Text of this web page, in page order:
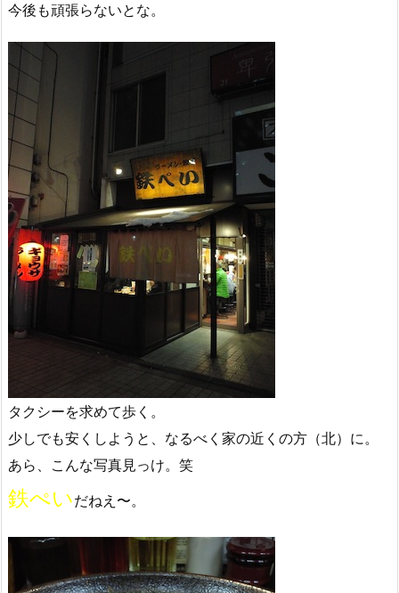
今後も頑張らないとな。
タクシーを求めて歩く。
少しでも安くしようと、なるべく家の近くの方（北）に。
あら、こんな写真見っけ。笑
鉄ぺいだねえ〜。